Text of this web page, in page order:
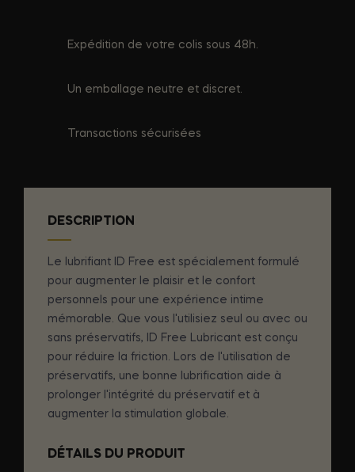
Expédition de votre colis sous 48h.
Un emballage neutre et discret.
Transactions sécurisées
DESCRIPTION
Le lubrifiant ID Free est spécialement formulé
pour augmenter le plaisir et le confort
personnels pour une expérience intime
mémorable. Que vous l'utilisiez seul ou avec ou
sans préservatifs, ID Free Lubricant est conçu
pour réduire la friction. Lors de l'utilisation de
préservatifs, une bonne lubrification aide à
prolonger l'intégrité du préservatif et à
augmenter la stimulation globale.
DÉTAILS DU PRODUIT